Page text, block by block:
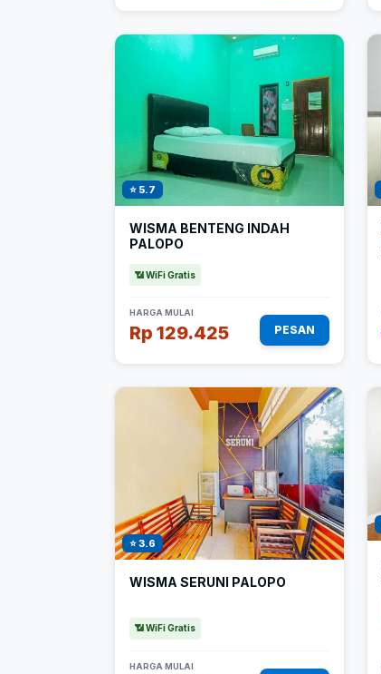
⭐ 5.7
WISMA BENTENG INDAH
PALOPO
📶 WiFi Gratis
HARGA MULAI
Rp 129.425 PESAN
⭐ 3.6
WISMA SERUNI PALOPO
📶 WiFi Gratis
HARGA MULAI